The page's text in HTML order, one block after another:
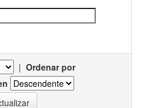
| Ordenar por